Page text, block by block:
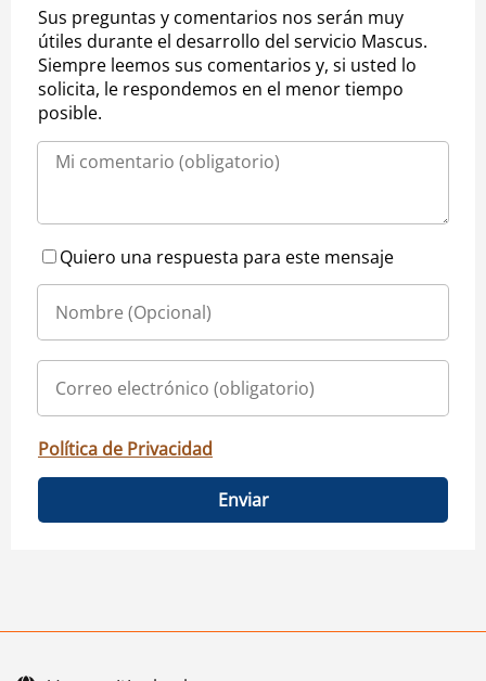
Sus preguntas y comentarios nos serán muy
útiles durante el desarrollo del servicio Mascus.
Siempre leemos sus comentarios y, si usted lo
solicita, le respondemos en el menor tiempo
posible.
Quiero una respuesta para este mensaje
Política de Privacidad
Enviar